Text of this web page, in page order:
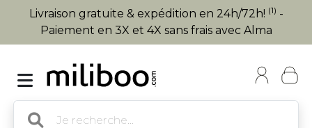
Livraison gratuite & expédition en 24h/72h! (1) -
Paiement en 3X et 4X sans frais avec Alma